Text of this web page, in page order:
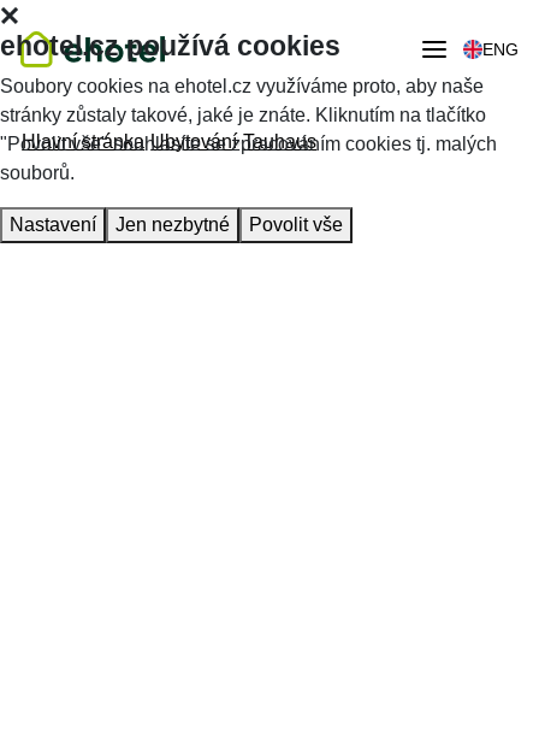
ENG
Hlavní stránka Ubytování Tauhaus
ehotel.cz používá cookies
Soubory cookies na ehotel.cz využíváme proto, aby naše
stránky zůstaly takové, jaké je znáte. Kliknutím na tlačítko
"Povolit vše" souhlasíte se zpracováním cookies tj. malých
souborů.
Nastavení Jen nezbytné Povolit vše